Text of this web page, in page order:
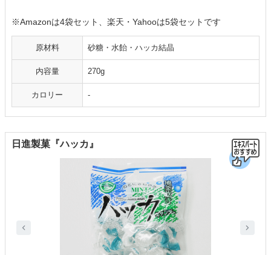
※Amazonは4袋セット、楽天・Yahooは5袋セットです
原材料 砂糖・水飴・ハッカ結晶
内容量 270g
カロリー -
日進製菓『ハッカ』